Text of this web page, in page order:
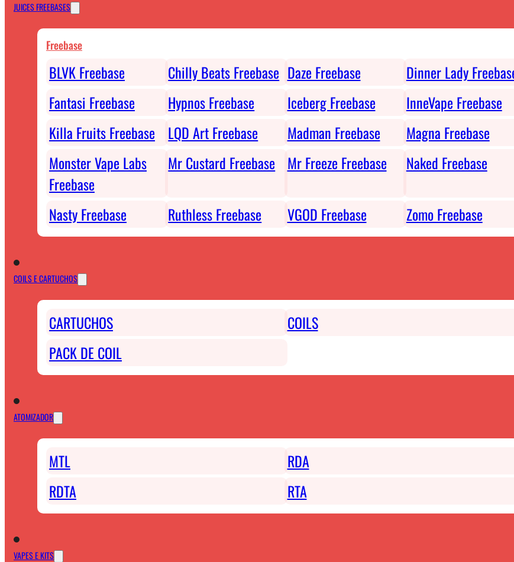
JUICES FREEBASES
Freebase
BLVK Freebase Chilly Beats Freebase Daze Freebase
Dinner Lady
Fantasi Freebase
Hypnos Freebase Iceberg Freebase
InneVape Freebase
Killa Fruits Freebase
LQD Art Freebase Madman Freebase
Magna Freebase
Monster Vape Labs
Freebase
Mr Custard Freebase Mr Freeze Freebase Naked Freebase
Nasty Freebase Ruthless Freebase VGOD Freebase Zomo Freebase
COILS E CARTUCHOS
CARTUCHOS
COILS
PACK DE COIL
ATOMIZADOR
MTL
RDA
RDTA
RTA
VAPES E KITS